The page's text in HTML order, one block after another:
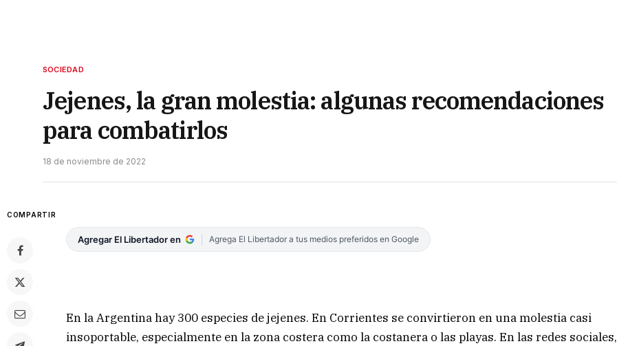
SOCIEDAD
Jejenes, la gran molestia: algunas recomendaciones
para combatirlos
18 de noviembre de 2022
COMPARTIR
Agregar El Libertador en Agrega El Libertador a tus medios preferidos en Google
En la Argentina hay 300 especies de jejenes. En Corrientes se convirtieron en una molestia casi
insoportable, especialmente en la zona costera como la costanera o las playas. En las redes sociales,